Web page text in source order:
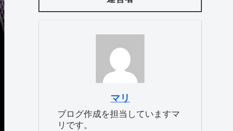
マリ
ブログ作成を担当していますマ
リです。